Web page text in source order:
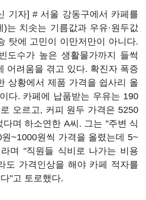
기자] # 서울 강동구에서 카페를
)는 치솟는 기름값과 우유·원두값
탓에 고민이 이만저만이 아니다.
도수가 높은 생활물가까지 들썩
어려움을 겪고 있다. 확진자 폭증
상황에서 제품 가격을 쉽사리 올
다. 카페에 납품받는 우유는 190
오르고, 커피 원두 가격은 5250
며 하소연한 A씨. 그는 "주변 식
~1000원씩 가격을 올렸는데 5~
며 "직원들 식비로 나가는 비용
도 가격인상을 해야 카페 적자를
"고 토로했다.